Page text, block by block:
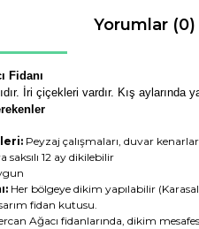
Yorumlar (0)
Fidanı
İri çiçekleri vardır. Kış aylarında
Peyzaj çalışmaları, duvar
saksılı 12 ay dikilebilir
Her bölgeye dikim yapılabilir
fidan kutusu.
Ağacı fidanlarında, dikim